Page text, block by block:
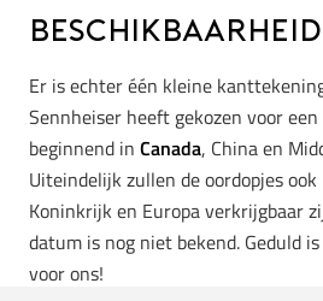
Er is echter één kleine
Sennheiser heeft gekozen voor
beginnend in Canada, China en
Uiteindelijk zullen de oordopjes
Koninkrijk en Europa verkrijgbaar
datum is nog niet bekend. Geduld
voor ons!